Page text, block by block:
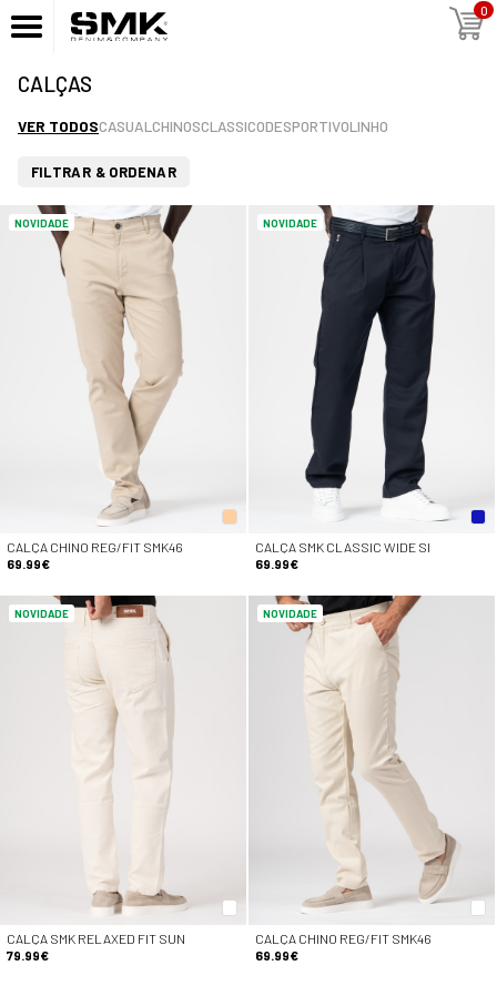
0
CALÇAS
VER TODOSCASUAL CHINOSCLASSICODESPORTIVOLINHO
FILTRAR & ORDENAR
NOVIDADE
CALÇA CHINO REG/FIT SMK46
69.99€
NOVIDADE
CALÇA SMK CLASSIC WIDE SI
69.99€
NOVIDADE
CALÇA SMK RELAXED FIT SUN
79.99€
NOVIDADE
CALÇA CHINO REG/FIT SMK46
69.99€